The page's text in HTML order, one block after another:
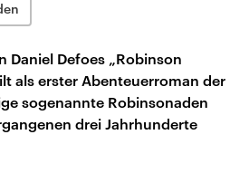
Daniel Defoes „Robinson
als erster Abenteuerroman der
sogenannte Robinsonaden
drei Jahrhunderte